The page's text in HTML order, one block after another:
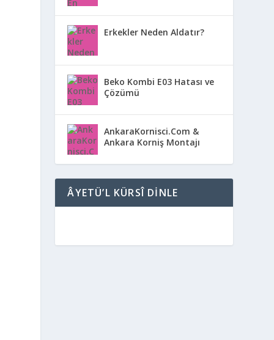
Erkekler Neden Aldatır?
Beko Kombi E03 Hatası ve
Çözümü
AnkaraKornisci.Com &
Ankara Korniş Montajı
ÂYETÜ’L KÜRSÎ DINLE